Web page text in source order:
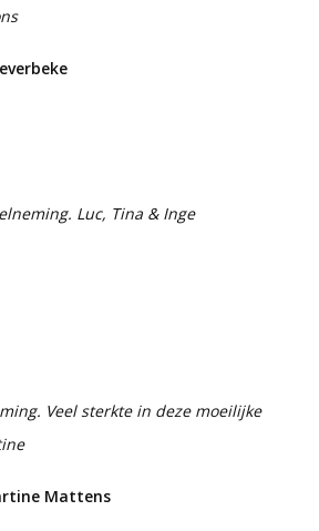
Luc, Tina & Inge
Veel sterkte in deze moeilijke
Mattens